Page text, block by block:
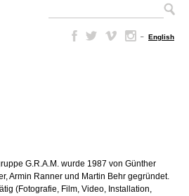
– English
G.R.A.M. wurde 1987 von Günther
Armin Ranner und Martin Behr gegründet.
(Fotografie, Film, Video, Installation,